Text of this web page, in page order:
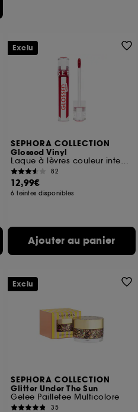
SEPHORA COLLECTION
Glossed Vinyl
Laque à lèvres couleur intense
82
12,99€
6 teintes disponibles
Ajouter au panier
Exclu
SEPHORA COLLECTION
Glitter Under The Sun
Gelee Pailletee Multicolore
35
Exclu